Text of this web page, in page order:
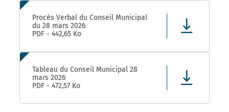
Procès Verbal du Conseil Municipal
du 28 mars 2026
PDF - 442,65 Ko
Tableau du Conseil Municipal 28
mars 2026
PDF - 472,57 Ko